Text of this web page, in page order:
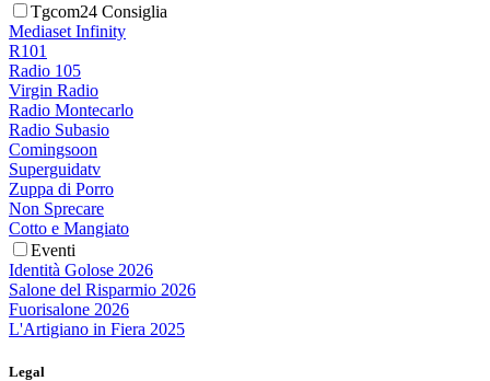
Tgcom24 Consiglia
Mediaset Infinity
R101
Radio 105
Virgin Radio
Radio Montecarlo
Radio Subasio
Comingsoon
Superguidatv
Zuppa di Porro
Non Sprecare
Cotto e Mangiato
Eventi
Identità Golose 2026
Salone del Risparmio 2026
Fuorisalone 2026
L'Artigiano in Fiera 2025
Legal